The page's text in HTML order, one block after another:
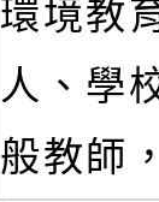
環境教
人、學
般教師